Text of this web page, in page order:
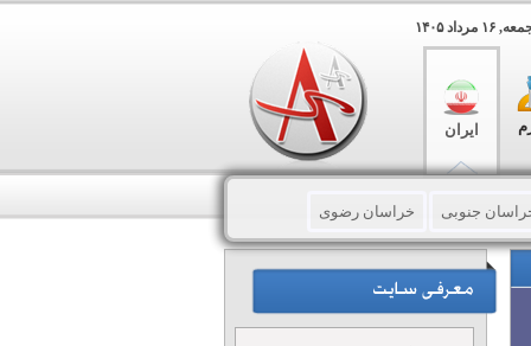
مرداد ۱۴۰۵
ایران
جنوبی خراسان رضوی
لرستان مازندران مرکزی